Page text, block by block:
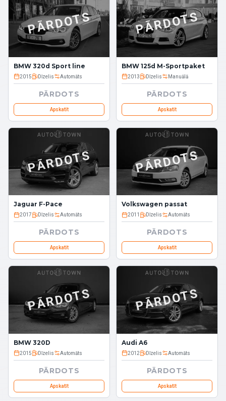
PĀRDOTS
BMW 320d Sport line
2015 Dīzelis Automāts
PĀRDOTS
Apskatīt
PĀRDOTS
BMW 125d M-Sportpaket
2013 Dīzelis Manuālā
PĀRDOTS
Apskatīt
PĀRDOTS
Jaguar F-Pace
2017 Dīzelis Automāts
PĀRDOTS
Apskatīt
PĀRDOTS
Volkswagen passat
2011 Dīzelis Automāts
PĀRDOTS
Apskatīt
PĀRDOTS
BMW 320D
2015 Dīzelis Automāts
PĀRDOTS
Apskatīt
PĀRDOTS
Audi A6
2012 Dīzelis Automāts
PĀRDOTS
Apskatīt